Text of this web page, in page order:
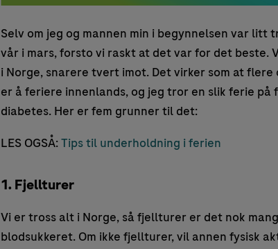
Selv om jeg og mannen min i begynnelsen var
vår i mars, forsto vi raskt at det var for det beste.
i Norge, snarere tvert imot. Det virker som at
er å feriere innenlands, og jeg tror en slik ferie
diabetes. Her er fem grunner til det:
LES OGSÅ:Tips til underholdning i ferien
1. Fjellturer
Vi er tross alt i Norge, så fjellturer er det nok
blodsukkeret. Om ikke fjellturer, vil annen fysisk